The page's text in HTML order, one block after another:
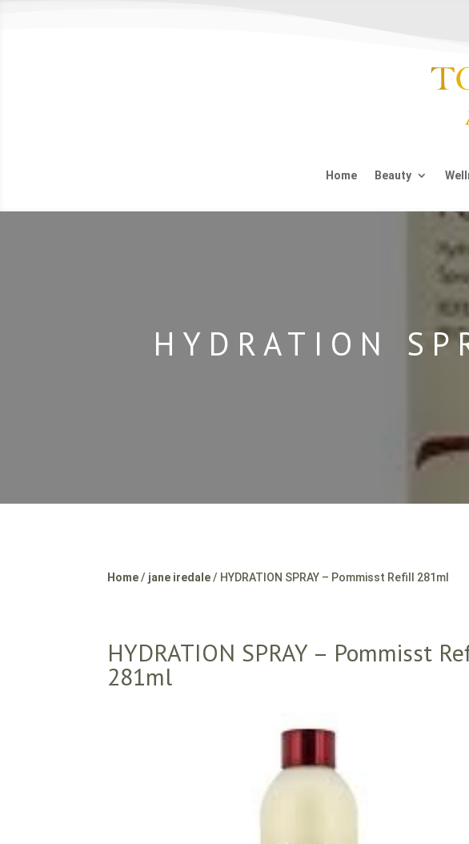
Home Beauty
HYDRATION
Home/ jane iredale/ HYDRATION SPRAY – Pommisst Refill 281ml
HYDRATION SPRAY – Pommisst
281ml